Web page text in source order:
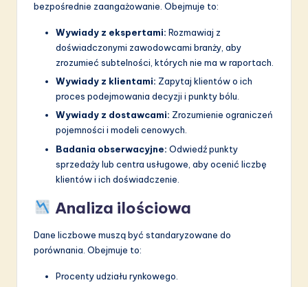
bezpośrednie zaangażowanie. Obejmuje to:
Wywiady z ekspertami: Rozmawiaj z
doświadczonymi zawodowcami branży, aby
zrozumieć subtelności, których nie ma w raportach.
Wywiady z klientami: Zapytaj klientów o ich
proces podejmowania decyzji i punkty bólu.
Wywiady z dostawcami: Zrozumienie ograniczeń
pojemności i modeli cenowych.
Badania obserwacyjne: Odwiedź punkty
sprzedaży lub centra usługowe, aby ocenić liczbę
klientów i ich doświadczenie.
Analiza ilościowa
Dane liczbowe muszą być standaryzowane do
porównania. Obejmuje to:
Procenty udziału rynkowego.